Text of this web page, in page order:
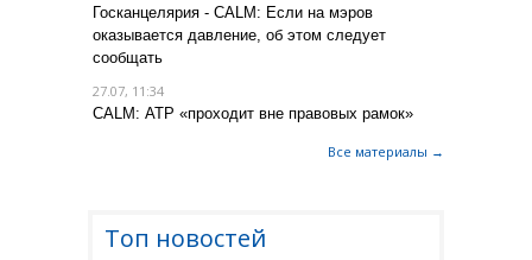
Госканцелярия - CALM: Если на мэров
оказывается давление, об этом следует
сообщать
27.07, 11:34
CALM: АТР «проходит вне правовых рамок»
Все материалы →
Топ новостей